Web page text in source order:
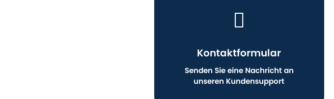
Kontaktformular
Senden Sie eine Nachricht an
unseren Kundensupport